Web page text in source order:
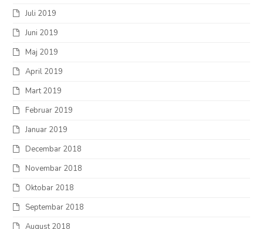
Juli 2019
Juni 2019
Maj 2019
April 2019
Mart 2019
Februar 2019
Januar 2019
Decembar 2018
Novembar 2018
Oktobar 2018
Septembar 2018
August 2018